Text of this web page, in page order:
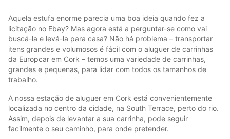
Aquela estufa enorme parecia uma boa ideia quando fez a
licitação no Ebay? Mas agora está a perguntar-se como vai
buscá-la e levá-la para casa? Não há problema – transportar
itens grandes e volumosos é fácil com o aluguer de carrinhas
da Europcar em Cork – temos uma variedade de carrinhas,
grandes e pequenas, para lidar com todos os tamanhos de
trabalho.
A nossa estação de aluguer em Cork está convenientemente
localizada no centro da cidade, na South Terrace, perto do rio.
Assim, depois de levantar a sua carrinha, pode seguir
facilmente o seu caminho, para onde pretender.